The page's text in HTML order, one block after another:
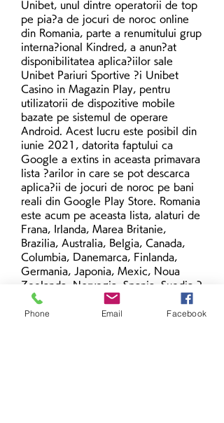
Unibet, unul dintre operatorii de top
pe pia?a de jocuri de noroc online
din Romania, parte a renumitului grup
interna?ional Kindred, a anun?at
disponibilitatea aplica?iilor sale
Unibet Pariuri Sportive ?i Unibet
Casino in Magazin Play, pentru
utilizatorii de dispozitive mobile
bazate pe sistemul de operare
Android. Acest lucru este posibil din
iunie 2021, datorita faptului ca
Google a extins in aceasta primavara
lista ?arilor in care se pot descarca
aplica?ii de jocuri de noroc pe bani
reali din Google Play Store. Romania
este acum pe aceasta lista, alaturi de
Frana, Irlanda, Marea Britanie,
Brazilia, Australia, Belgia, Canada,
Columbia, Danemarca, Finlanda,
Germania, Japonia, Mexic, Noua
Zeelanda, Norvegia, Spania, Suedia ?
i SUA., pantofi de tenis pentru fete.
Astfel, operatorii de gambling licen?
Phone Email Facebook